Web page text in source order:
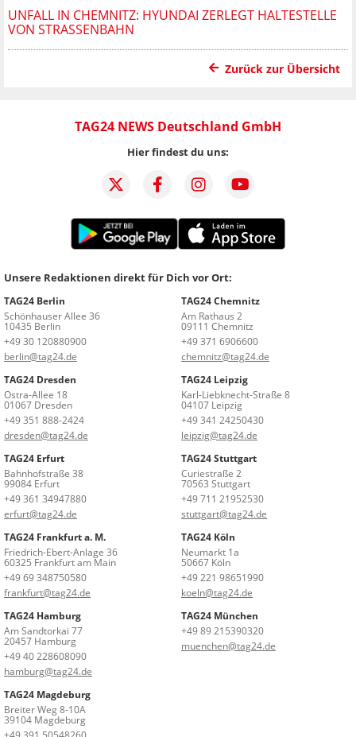
UNFALL IN CHEMNITZ: HYUNDAI ZERLEGT HALTESTELLE
VON STRASSENBAHN
Zurück zur Übersicht
TAG24 NEWS Deutschland GmbH
Hier findest du uns:
Unsere Redaktionen direkt für Dich vor Ort:
TAG24 Berlin
Schönhauser Allee 36
10435 Berlin
+49 30 120880900
berlin@tag24.de
TAG24 Chemnitz
Am Rathaus 2
09111 Chemnitz
+49 371 6906600
chemnitz@tag24.de
TAG24 Dresden
Ostra-Allee 18
01067 Dresden
+49 351 888-2424
dresden@tag24.de
TAG24 Leipzig
Karl-Liebknecht-Straße 8
04107 Leipzig
+49 341 24250430
leipzig@tag24.de
TAG24 Erfurt
Bahnhofstraße 38
99084 Erfurt
+49 361 34947880
erfurt@tag24.de
TAG24 Stuttgart
Curiestraße 2
70563 Stuttgart
+49 711 21952530
stuttgart@tag24.de
TAG24 Frankfurt a. M.
Friedrich-Ebert-Anlage 36
60325 Frankfurt am Main
+49 69 348750580
frankfurt@tag24.de
TAG24 Köln
Neumarkt 1a
50667 Köln
+49 221 98651990
koeln@tag24.de
TAG24 Hamburg
Am Sandtorkai 77
20457 Hamburg
+49 40 228608090
hamburg@tag24.de
TAG24 München
+49 89 215390320
muenchen@tag24.de
TAG24 Magdeburg
Breiter Weg 8-10A
39104 Magdeburg